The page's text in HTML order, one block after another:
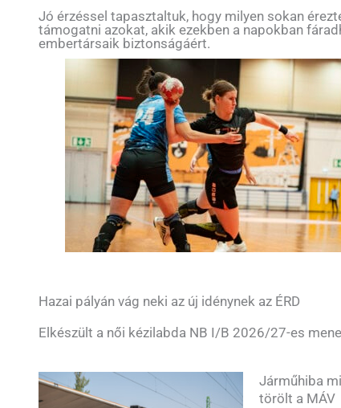
Jó érzéssel tapasztaltuk, hogy milyen sokan
támogatni azokat, akik ezekben a napokban
embertársaik biztonságáért.
Hazai pályán vág neki az új idénynek az ÉRD
Elkészült a női kézilabda NB I/B 2026/27-es
Járműhiba
törölt a MÁV